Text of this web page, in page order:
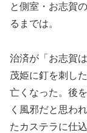
と側室・お志賀
るまでは。
治済が「お志賀
茂姫に釘を刺し
亡くなった。後
く風邪だと思わ
たカステラに仕